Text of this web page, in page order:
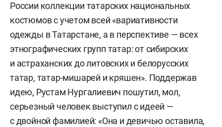
России коллекции татарских национальных
костюмов с учетом всей «вариативности
одежды в Татарстане, а в перспективе — всех
этнографических групп татар: от сибирских
и астраханских до литовских и белорусских
татар, татар-мишарей и кряшен». Поддержав
идею, Рустам Нургалиевич пошутил, мол,
серьезный человек выступил с идеей —
с двойной фамилией: «Она и девичью оставила,